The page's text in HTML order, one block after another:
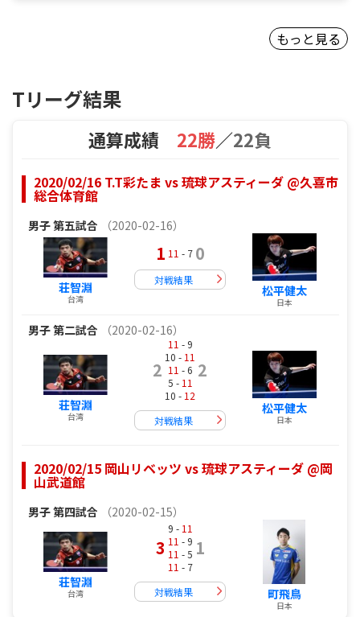
もっと見る
Tリーグ結果
通算成績 22勝／22負
2020/02/16 T.T彩たま vs 琉球アスティーダ @久喜市
総合体育館
男子第五試合 （2020-02-16）
荘智淵
台湾
1 11 - 7 0
対戦結果
松平健太
日本
男子第二試合 （2020-02-16）
荘智淵
台湾
2
11 - 9
10 - 11
11 - 6
5 - 11
10 - 12
2
対戦結果
松平健太
日本
2020/02/15 岡山リベッツ vs 琉球アスティーダ @岡
山武道館
男子第四試合 （2020-02-15）
荘智淵
台湾
3
9 - 11
11 - 9
11 - 5
11 - 7
1
対戦結果 町飛鳥
日本